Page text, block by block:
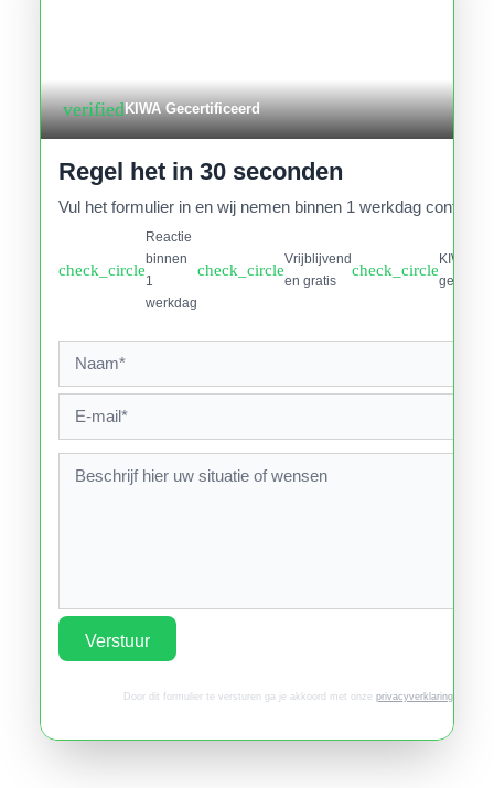
verifiedKIWA Gecertificeerd
Regel het in 30 seconden
Vul het formulier in en wij nemen binnen 1 werkdag contact
check_circle
Reactie
binnen
1
werkdag
check_circle
Vrijblijvend
en gratis
check_circle
KIWA
Verstuur
Door dit formulier te versturen ga je akkoord met onze privacyverklaring.